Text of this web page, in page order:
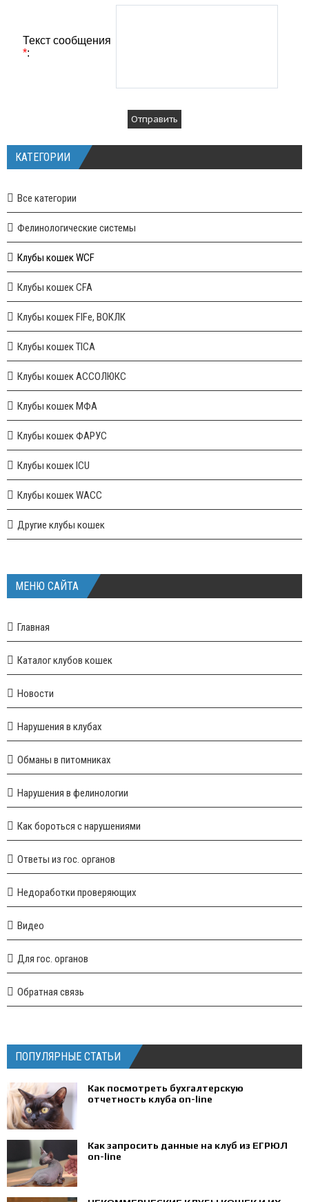
Текст сообщения
*:
КАТЕГОРИИ
Все категории
Фелинологические системы
Клубы кошек WCF
Клубы кошек CFA
Клубы кошек FIFe, ВОКЛК
Клубы кошек TICA
Клубы кошек АССОЛЮКС
Клубы кошек МФА
Клубы кошек ФАРУС
Клубы кошек ICU
Клубы кошек WACC
Другие клубы кошек
МЕНЮ САЙТА
Главная
Каталог клубов кошек
Новости
Нарушения в клубах
Обманы в питомниках
Нарушения в фелинологии
Как бороться с нарушениями
Ответы из гос. органов
Недоработки проверяющих
Видео
Для гос. органов
Обратная связь
ПОПУЛЯРНЫЕ СТАТЬИ
Как посмотреть бухгалтерскую
отчетность клуба on-line
Как запросить данные на клуб из ЕГРЮЛ
on-line